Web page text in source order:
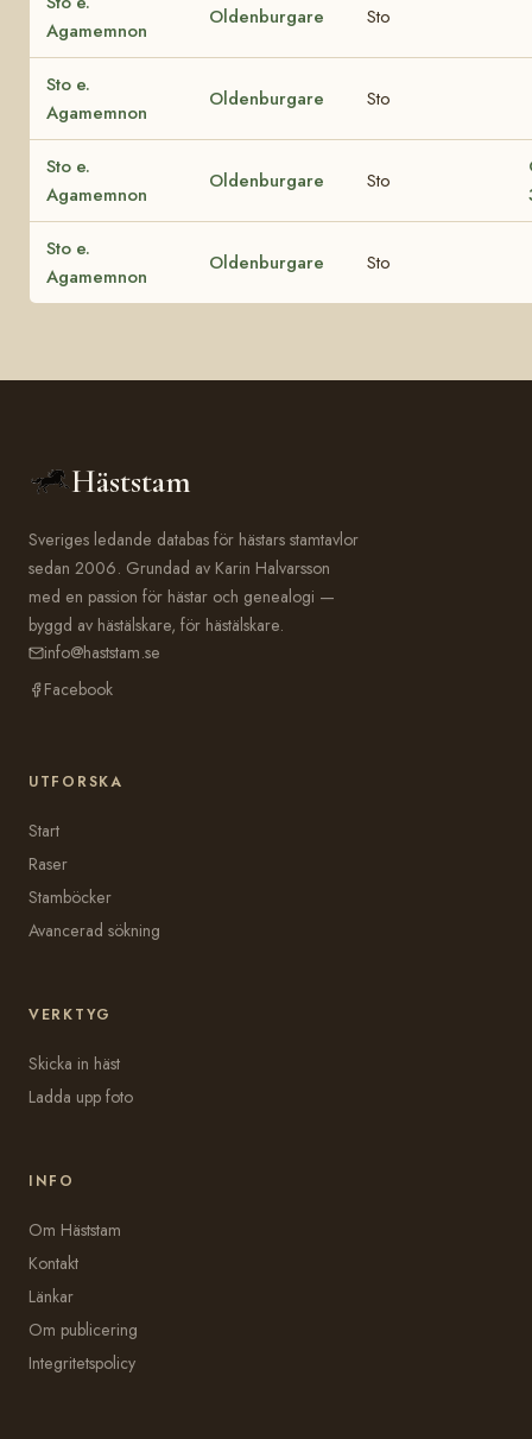
Agamemnon
Oldenburgare Sto
Sto e.
Agamemnon
Oldenburgare Sto
Sto e.
Agamemnon
Oldenburgare Sto
Sto e.
Agamemnon
Oldenburgare Sto
Häststam
Sveriges ledande databas för hästars stamtavlor
sedan 2006. Grundad av Karin Halvarsson
med en passion för hästar och genealogi —
byggd av hästälskare, för hästälskare.
info@haststam.se
Facebook
UTFORSKA
Start
Raser
Stamböcker
Avancerad sökning
VERKTYG
Skicka in häst
Ladda upp foto
INFO
Om Häststam
Kontakt
Länkar
Om publicering
Integritetspolicy